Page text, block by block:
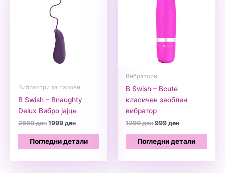
Вибратори за парови
B Swish – Bnaughty
Delux Вибро јајце
2690денOriginal
was:
2690 ден.
1999денCurrent
is:
Погледни детали
Вибратори
B Swish – Bcute
класичен заоблен
вибратор
1290денOriginal
was:
1290 ден.
999денCurrent
is:
Погледни детали